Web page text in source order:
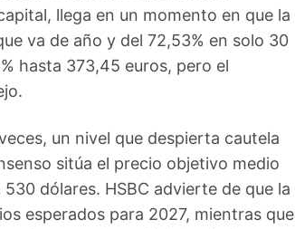
llega en un momento en que la
va de año y del 72,53% en solo 30
hasta 373,45 euros, pero el
un nivel que despierta cautela
sitúa el precio objetivo medio
dólares. HSBC advierte de que la
esperados para 2027, mientras que